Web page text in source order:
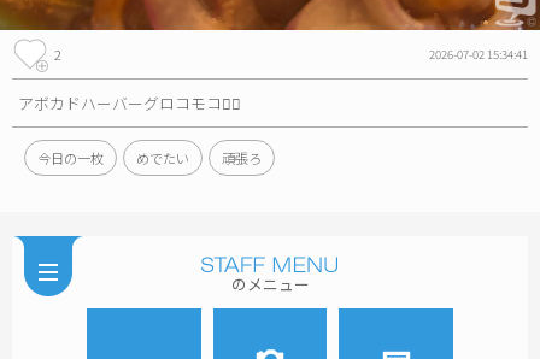
2 2026-07-02 15:34:41
アボカドハーバーグロコモコ🙋‍♀️
今日の一枚 めでたい 頑張ろ
のメニュー